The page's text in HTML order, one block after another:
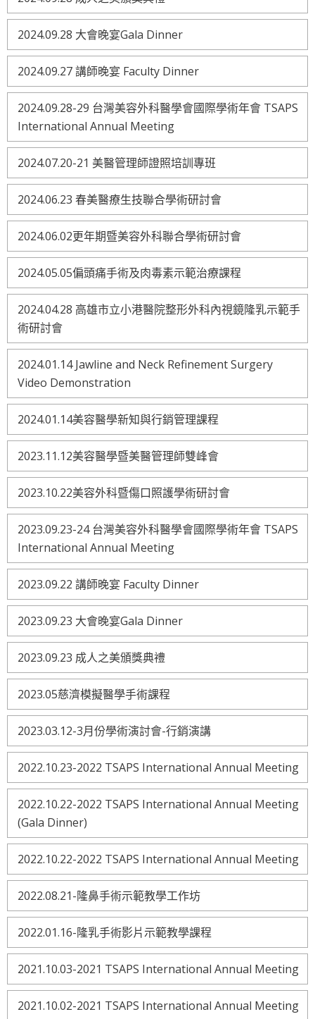
2024.09.28 大會晚宴Gala Dinner
2024.09.27 講師晚宴 Faculty Dinner
2024.09.28-29 台灣美容外科醫學會國際學術年會 TSAPS
International Annual Meeting
2024.07.20-21 美醫管理師證照培訓專班
2024.06.23 春美醫療生技聯合學術研討會
2024.06.02更年期暨美容外科聯合學術研討會
2024.05.05偏頭痛手術及肉毒素示範治療課程
2024.04.28 高雄市立小港醫院整形外科內視鏡隆乳示範手
術研討會
2024.01.14 Jawline and Neck Refinement Surgery
Video Demonstration
2024.01.14美容醫學新知與行銷管理課程
2023.11.12美容醫學暨美醫管理師雙峰會
2023.10.22美容外科暨傷口照護學術研討會
2023.09.23-24 台灣美容外科醫學會國際學術年會 TSAPS
International Annual Meeting
2023.09.22 講師晚宴 Faculty Dinner
2023.09.23 大會晚宴Gala Dinner
2023.09.23 成人之美頒獎典禮
2023.05慈濟模擬醫學手術課程
2023.03.12-3月份學術演討會-行銷演講
2022.10.23-2022 TSAPS International Annual Meeting
2022.10.22-2022 TSAPS International Annual Meeting
(Gala Dinner)
2022.10.22-2022 TSAPS International Annual Meeting
2022.08.21-隆鼻手術示範教學工作坊
2022.01.16-隆乳手術影片示範教學課程
2021.10.03-2021 TSAPS International Annual Meeting
2021.10.02-2021 TSAPS International Annual Meeting